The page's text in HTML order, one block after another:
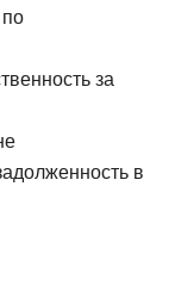
за
в